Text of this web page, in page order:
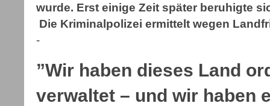
wurde. Erst einige Zeit später beruhigte
Die Kriminalpolizei ermittelt wegen
-
”Wir haben dieses Land
verwaltet – und wir haben